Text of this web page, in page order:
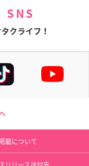
SNS
クライフ！
載について